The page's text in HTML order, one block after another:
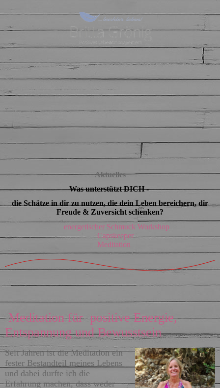
Aktuelles
Was unterstützt DICH -
die Schätze in dir zu nutzen, die dein Leben bereichern, dir
Freude & Zuversicht schenken?
energetischer Schmuck Workshop
Capskeeper
Meditation
Meditation für positive Energie,
Entspannung und Bewusstsein
Seit Jahren ist die Meditation ein
fester Bestandteil meines Lebens
und dabei durfte ich die
Erfahrung machen, dass weder